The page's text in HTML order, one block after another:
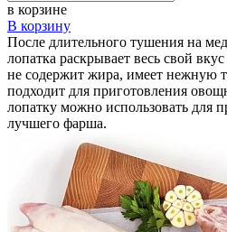
в корзине
В корзину
После длительного тушения на
лопатка раскрывает весь свой
не содержит жира, имеет нежную
подходит для приготовления
лопатку можно использовать для
лучшего фарша.